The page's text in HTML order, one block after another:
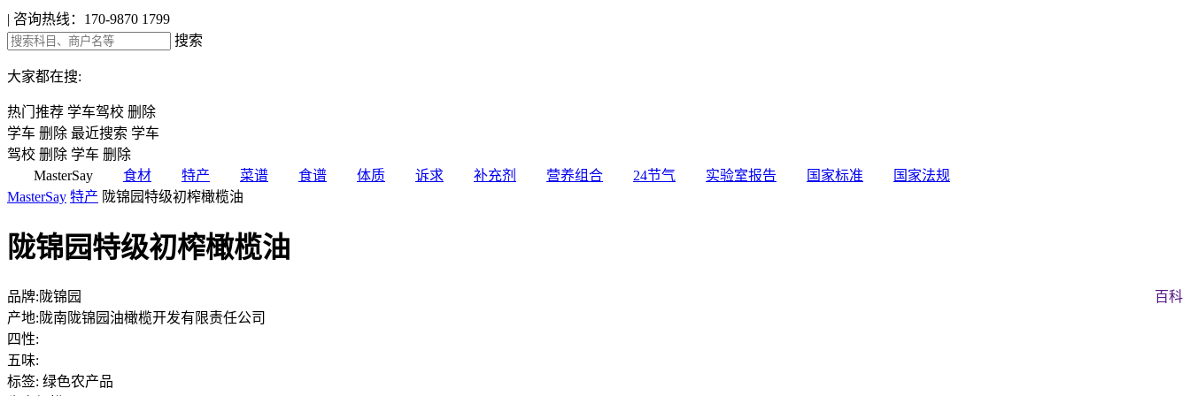
| 咨询热线：170-9870 1799
搜索
大家都在搜:
热门推荐 学车驾校 删除
学车 删除 最近搜索 学车
驾校 删除 学车 删除
MasterSay
食材 特产 菜谱 食谱 体质 诉求 补充剂 营养组合 24节气 实验室报告 国家标准
国家法规
MasterSay 特产 陇锦园特级初榨橄榄油
陇锦园特级初榨橄榄油
百科
品牌:陇锦园
产地:陇南陇锦园油橄榄开发有限责任公司
四性:
五味:
标签: 绿色农产品